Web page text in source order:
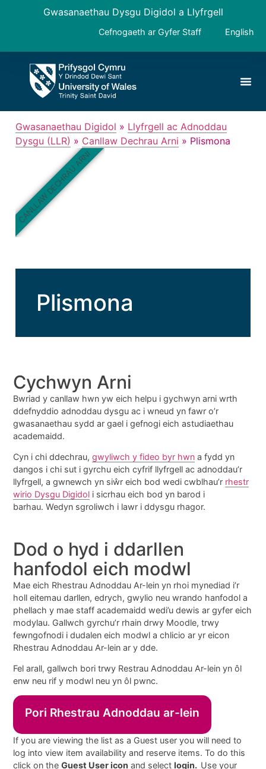
Gwasanaethau Dysgu Digidol a Llyfrgell
Cefnogaeth ar Gyfer Staff English
Gwasanaethau Digidol » Llyfrgell ac Adnoddau
Dysgu (LLR) » Canllaw Dechrau Arni » Plismona
Plismona
CANLLAW DECHRAU ARNI
Cychwyn Arni
Bwriad y canllaw hwn yw eich helpu i gychwyn arni wrth
ddefnyddio adnoddau dysgu ac i wneud yn fawr o’r
gwasanaethau sydd ar gael i gefnogi eich astudiaethau
academaidd.
Cyn i chi ddechrau,gwyliwch y fideo byr hwn a fydd yn
dangos i chi sut i gyrchu eich cyfrif llyfrgell ac adnoddau’r
llyfrgell, a gwnewch yn siŵr eich bod wedi cwblhau’r rhestr
wirio Dysgu Digidol i sicrhau eich bod yn barod i
barhau. Wedyn sgroliwch i lawr i ddysgu rhagor.
Dod o hyd i ddarllen
hanfodol eich modwl
Mae eich Rhestrau Adnoddau Ar-lein yn rhoi mynediad i’r
holl eitemau darllen, edrych, gwylio neu wrando hanfodol a
phellach y mae staff academaidd wedi’u dewis ar gyfer eich
modylau. Gallwch gyrchu’r rhain drwy Moodle, trwy
fewngofnodi i dudalen eich modwl a chlicio ar yr eicon
Rhestrau Adnoddau Ar-lein ar y dde.
Fel arall, gallwch bori trwy Restrau Adnoddau Ar-lein yn ôl
enw neu rif y modwl neu yn ôl pwnc.
Pori Rhestrau Adnoddau ar-lein
If you are viewing the list as a Guest user you will need to
log into view item availability and reserve items. To do this
click on theGuest User icon and selectlogin. Use your